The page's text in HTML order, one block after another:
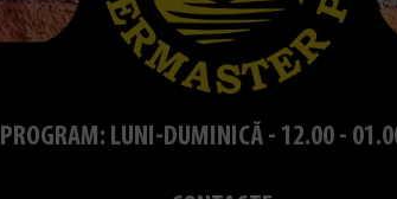
PROGRAM: LUNI-DUMINICĂ - 12.00 -